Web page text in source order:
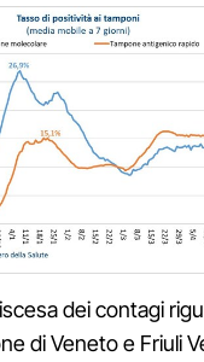
dei contagi
di Veneto e Friuli